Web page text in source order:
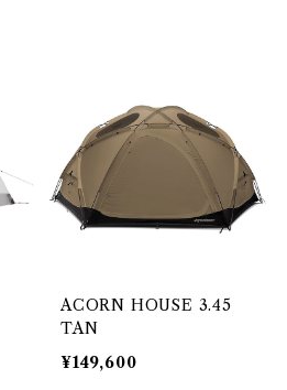
ACORN HOUSE 3.45
TAN
¥149,600